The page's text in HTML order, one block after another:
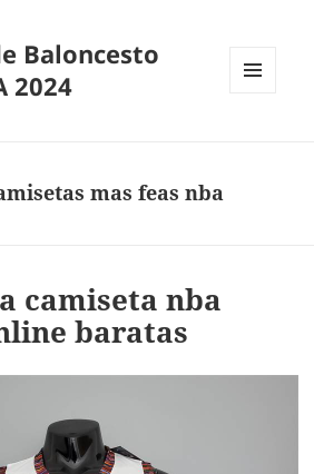
Baloncesto
2024
mas feas nba
camiseta nba
baratas